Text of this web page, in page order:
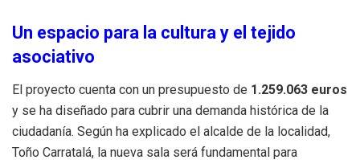
Un espacio para la cultura y el tejido
asociativo
El proyecto cuenta con un presupuesto de 1.259.063 euros
y se ha diseñado para cubrir una demanda histórica de la
ciudadanía. Según ha explicado el alcalde de la localidad,
Toño Carratalá, la nueva sala será fundamental para